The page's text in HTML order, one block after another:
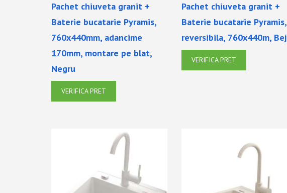
Pachet chiuveta granit +
Baterie bucatarie Pyramis,
760x440mm, adancime
170mm, montare pe blat,
Negru
VERIFICA PRET
Pachet chiuveta granit +
Baterie bucatarie Pyramis,
reversibila, 760x440m, Bej
VERIFICA PRET